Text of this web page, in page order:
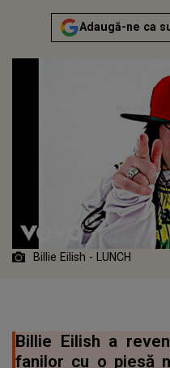
Adaugă-ne ca
Billie Eilish - LUNCH
Billie Eilish a
fanilor cu o piesă